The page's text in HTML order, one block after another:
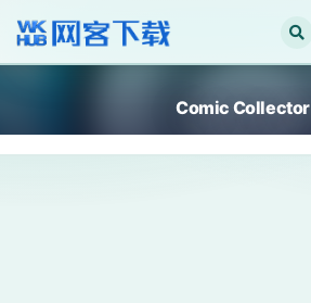
Comic Collector
全部